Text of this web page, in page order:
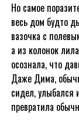
Но самое
весь дом будто
вазочка с
а из колонок
осознала, что
Даже Дима,
сидел, улыбался
превратила